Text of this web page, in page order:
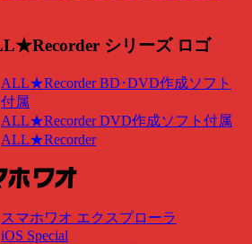
ALL★Recorder BD･DVD作成ソフト
付属
ALL★Recorder DVD作成ソフト付属
ALL★Recorder
スマホワオ エクスプローラ
iOS Special